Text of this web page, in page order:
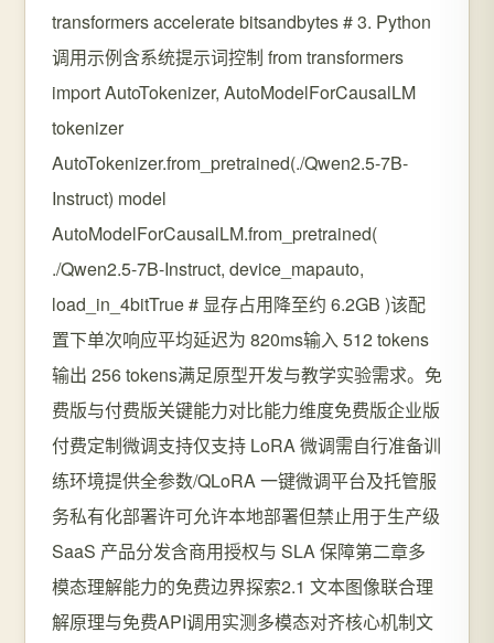
transformers accelerate bitsandbytes # 3. Python
调用示例含系统提示词控制 from transformers
import AutoTokenizer, AutoModelForCausalLM
tokenizer
AutoTokenizer.from_pretrained(./Qwen2.5-7B-
Instruct) model
AutoModelForCausalLM.from_pretrained(
./Qwen2.5-7B-Instruct, device_mapauto,
load_in_4bitTrue # 显存占用降至约 6.2GB )该配
置下单次响应平均延迟为 820ms输入 512 tokens
输出 256 tokens满足原型开发与教学实验需求。免
费版与付费版关键能力对比能力维度免费版企业版
付费定制微调支持仅支持 LoRA 微调需自行准备训
练环境提供全参数/QLoRA 一键微调平台及托管服
务私有化部署许可允许本地部署但禁止用于生产级
SaaS 产品分发含商用授权与 SLA 保障第二章多
模态理解能力的免费边界探索2.1 文本图像联合理
解原理与免费API调用实测多模态对齐核心机制文